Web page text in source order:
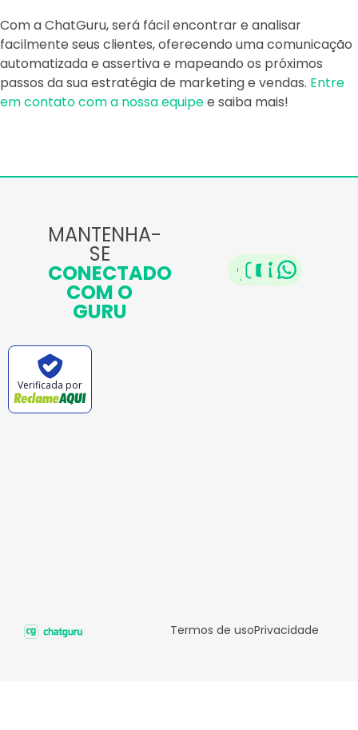
Com a ChatGuru, será fácil encontrar e analisar
facilmente seus clientes, oferecendo uma comunicação
automatizada e assertiva e mapeando os próximos
passos da sua estratégia de marketing e vendas. Entre
em contato com a nossa equipee saiba mais!
MANTENHA-
SE
CONECTADO
COM O
GURU
Verificada por
Termos de usoPrivacidade